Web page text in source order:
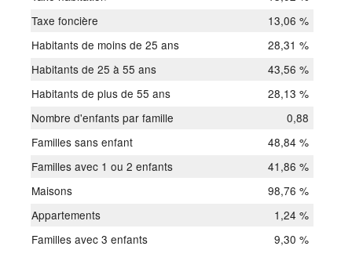
Taxe foncière
13,06 %
Habitants de moins de 25 ans
28,31 %
Habitants de 25 à 55 ans
43,56 %
Habitants de plus de 55 ans
28,13 %
Nombre d'enfants par famille
0,88
Familles sans enfant
48,84 %
Familles avec 1 ou 2 enfants
41,86 %
Maisons
98,76 %
Appartements
1,24 %
Familles avec 3 enfants
9,30 %